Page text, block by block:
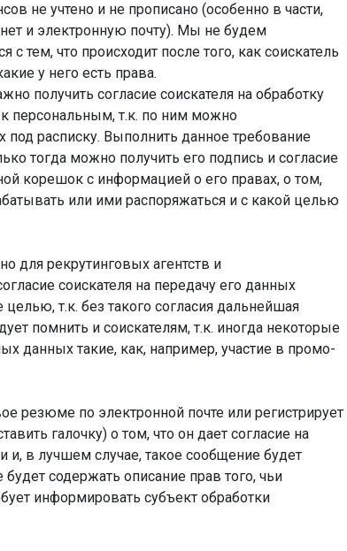
не учтено и не прописано (особенно в части,
и электронную почту). Мы не будем
с тем, что происходит после того, как соискатель
у него есть права.
получить согласие соискателя на обработку
персональным, т.к. по ним можно
под расписку. Выполнить данное требование
тогда можно получить его подпись и согласие
корешок с информацией о его правах, о том,
или ими распоряжаться и с какой целью
для рекрутинговых агентств и
соискателя на передачу его данных
т.к. без такого согласия дальнейшая
помнить и соискателям, т.к. иногда некоторые
данных такие, как, например, участие в промо-
резюме по электронной почте или регистрирует
галочку) о том, что он дает согласие на
и, в лучшем случае, такое сообщение будет
содержать описание прав того, чьи
информировать субъект обработки